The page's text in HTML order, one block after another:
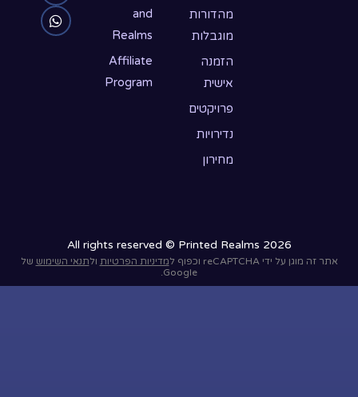
מהדורות
מוגבלות
הזמנה
אישית
פרויקטים
נדירויות
מחירון
and
Realms
Affiliate
Program
o
o
r
d
b
e
g
r
a
p
All rights reserved © Printed Realms 2026
אתר זה מוגן על ידי reCAPTCHA וכפוף ל מדיניות הפרטיות ולתנאי השימוש של
Google.